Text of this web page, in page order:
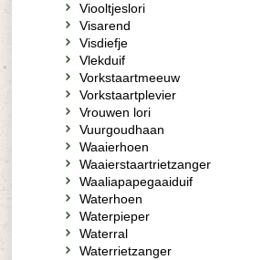
Viooltjeslori
Visarend
Visdiefje
Vlekduif
Vorkstaartmeeuw
Vorkstaartplevier
Vrouwen lori
Vuurgoudhaan
Waaierhoen
Waaierstaartrietzanger
Waaliapapegaaiduif
Waterhoen
Waterpieper
Waterral
Waterrietzanger